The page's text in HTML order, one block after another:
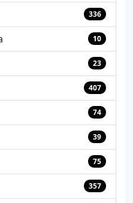
336
10
23
407
74
39
75
357